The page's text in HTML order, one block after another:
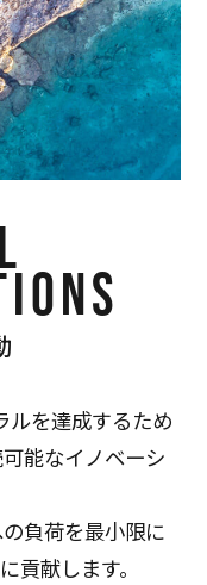
ルを達成するため
能なイノベーシ
負荷を最小限に
貢献します。